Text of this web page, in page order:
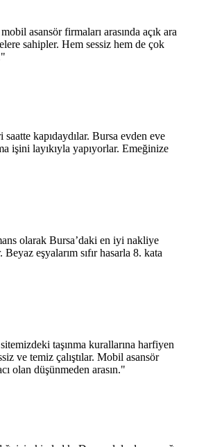
asansör firmaları arasında açık ara
sahipler. Hem sessiz hem de çok
"
kapıdaydılar. Bursa evden eve
işini layıkıyla yapıyorlar. Emeğinize
olarak Bursa’daki en iyi nakliye
eşyalarım sıfır hasarla 8. kata
taşınma kurallarına harfiyen
ve temiz çalıştılar. Mobil asansör
olan düşünmeden arasın."